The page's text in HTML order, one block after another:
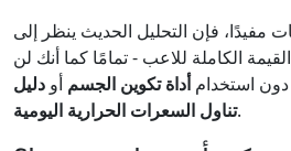
مفيدًا، فإن التحليل الحديث ينظر إلى
الكاملة للاعب - تمامًا كما أنك لن
دون استخدامأداة تكوين الجسم أو دليل
تناول السعرات الحرارية اليومية.